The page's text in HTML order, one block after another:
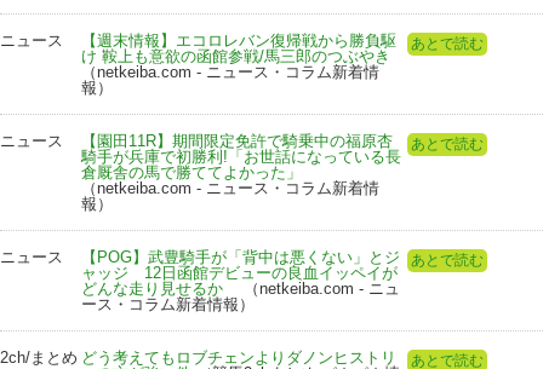
ニュース
【週末情報】エコロレバン復帰戦から勝負駆
け 鞍上も意欲の函館参戦/馬三郎のつぶやき
（netkeiba.com - ニュース・コラム新着情
報）
あとで読む
ニュース
【園田11R】期間限定免許で騎乗中の福原杏
騎手が兵庫で初勝利!「お世話になっている長
倉厩舎の馬で勝ててよかった」
（netkeiba.com - ニュース・コラム新着情
報）
あとで読む
ニュース
【POG】武豊騎手が「背中は悪くない」とジ
ャッジ 12日函館デビューの良血イッペイが
どんな走り見せるか
（netkeiba.com - ニュ
ース・コラム新着情報）
あとで読む
2ch/まとめ どう考えてもロブチェンよりダノンヒストリ
あとで読む